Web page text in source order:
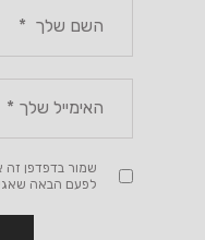
שמור בדפדפן
לפעם הבאה